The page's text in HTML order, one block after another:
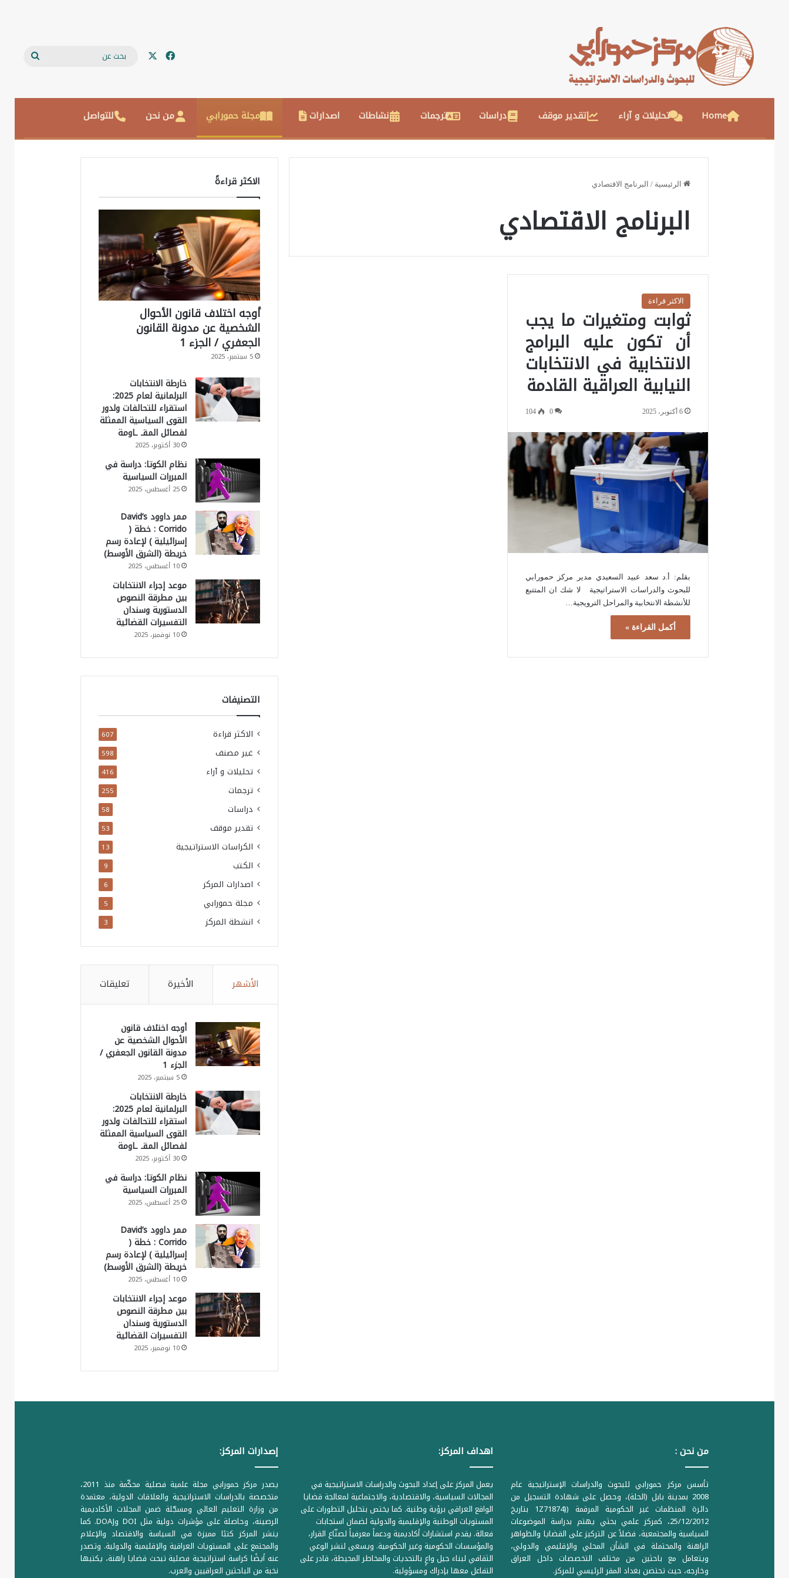
فيسبوك
Home تحليلات و آراء تقدير موقف دراسات ترجمات نشاطات اصدارات مجلة حمورابي من نحن للتواصل
الرئيسية / البرنامج الاقتصادي
البرنامج الاقتصادي
الاكثر قراءة
ثوابت ومتغيرات ما يجب
أن تكون عليه البرامج
الانتخابية في الانتخابات
النيابية العراقية القادمة
6 أكتوبر، 2025 0
104
بقلم: أ.د سعد عبيد السعيدي مدير مركز حمورابي
للبحوث والدراسات الاستراتيجية لا شك ان المتتبع
للأنشطة الانتخابية والمراحل الترويجية…
أكمل القراءة »
الاكثر قراءةً
أوجه اختلاف قانون الأحوال
الشخصية عن مدونة القانون
الجعفري / الجزء 1
5 سبتمبر، 2025
خارطة الانتخابات
البرلمانية لعام 2025:
استقراء للتحالفات ولدور
القوى السياسية الممثلة
لفصائل المقـ ـاومة
30 أكتوبر، 2025
نظام الكوتا: دراسة في
المبررات السياسية
25 أغسطس، 2025
ممر داوود David’s
Corrido : خطة (
إسرائيلية ) لإعادة رسم
خريطة (الشرق الأوسط)
10 أغسطس، 2025
موعد إجراء الانتخابات
بين مطرقة النصوص
الدستورية وسندان
التفسيرات القضائية
10 نوفمبر، 2025
التصنيفات
الاكثر قراءة 607
غير مصنف 598
تحليلات و آراء 416
ترجمات 255
دراسات 58
تقدير موقف 53
الكراسات الاستراتيجية 13
الكتب 9
اصدارات المركز 6
مجلة حمورابي 5
انشطة المركز 3
الأشهر الأخيرة تعليقات
أوجه اختلاف قانون
الأحوال الشخصية عن
مدونة القانون الجعفري /
الجزء 1
5 سبتمبر، 2025
خارطة الانتخابات
البرلمانية لعام 2025:
استقراء للتحالفات ولدور
القوى السياسية الممثلة
لفصائل المقـ ـاومة
30 أكتوبر، 2025
نظام الكوتا: دراسة في
المبررات السياسية
25 أغسطس، 2025
ممر داوود David’s
Corrido : خطة (
إسرائيلية ) لإعادة رسم
خريطة (الشرق الأوسط)
10 أغسطس، 2025
موعد إجراء الانتخابات
بين مطرقة النصوص
الدستورية وسندان
التفسيرات القضائية
10 نوفمبر، 2025
من نحن :
تأسس مركز حمورابي للبحوث والدراسات الإستراتيجية عام
2008 بمدينة بابل (الحلة)، وحصل على شهادة التسجيل من
دائرة المنظمات غير الحكومية المرقمة ((1Z71874 بتاريخ
25/12/2012، كمركز علمي بحثي يهتم بدراسة الموضوعات
السياسية والمجتمعية، فضلاً عن التركيز على القضايا والظواهر
الراهنة والمحتملة في الشأن المحلي والإقليمي والدولي،
ويتعامل مع باحثين من مختلف التخصصات داخل العراق
وخارجه، حيث تحتضن بغداد المقر الرئيسي للمركز.
اهداف المركز:
يعمل المركز على إعداد البحوث والدراسات الاستراتيجية في
المجالات السياسية، والاقتصادية، والاجتماعية لمعالجة قضايا
الواقع العراقي برؤية وطنية. كما يختص بتحليل التطورات على
المستويات الوطنية والإقليمية والدولية لضمان استجابات
فعالة. يقدم استشارات أكاديمية ودعماً معرفياً لصنّاع القرار،
والمؤسسات الحكومية وغير الحكومية. ويسعى لنشر الوعي
الثقافي لبناء جيل واعٍ بالتحديات والمخاطر المحيطة، قادر على
التفاعل معها بإدراك ومسؤولية.
إصدارات المركز:
يصدر مركز حمورابي مجلة علمية فصلية محكّمة منذ 2011،
متخصصة بالدراسات الاستراتيجية والعلاقات الدولية، معتمدة
من وزارة التعليم العالي ومسجّلة ضمن المجلات الأكاديمية
الرصينة، وحاصلة على مؤشرات دولية مثل DOI وDOAJ. كما
ينشر المركز كتبًا مميزة في السياسة والاقتصاد والإعلام
والمجتمع على المستويات العراقية والإقليمية والدولية. وتصدر
عنه أيضًا كراسة استراتيجية فصلية تبحث قضايا راهنة، يكتبها
نخبة من الباحثين العراقيين والعرب.